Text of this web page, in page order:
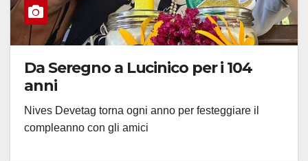
Da Seregno a Lucinico per i 104
anni
Nives Devetag torna ogni anno per festeggiare il
compleanno con gli amici